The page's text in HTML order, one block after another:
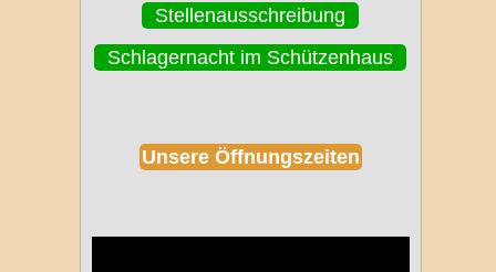
Stellenausschreibung
Schlagernacht im Schützenhaus
Unsere Öffnungszeiten